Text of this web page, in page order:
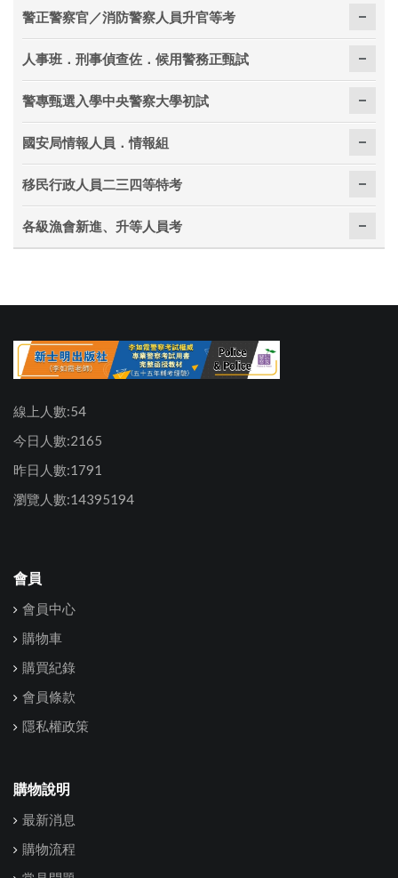
警正警察官／消防警察人員升官等考
人事班．刑事偵查佐．候用警務正甄試
警專甄選入學中央警察大學初試
國安局情報人員．情報組
移民行政人員二三四等特考
各級漁會新進、升等人員考
線上人數:54
今日人數:2165
昨日人數:1791
瀏覽人數:14395194
會員
會員中心
購物車
購買紀錄
會員條款
隱私權政策
購物說明
最新消息
購物流程